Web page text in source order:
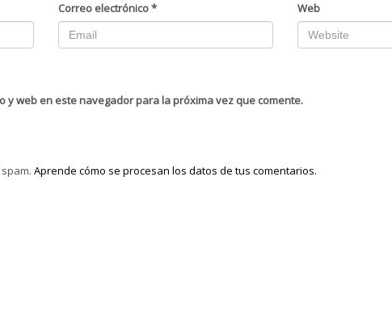
Correo electrónico* Web
y web en este navegador para la próxima vez que comente.
Aprende cómo se procesan los datos de tus comentarios.